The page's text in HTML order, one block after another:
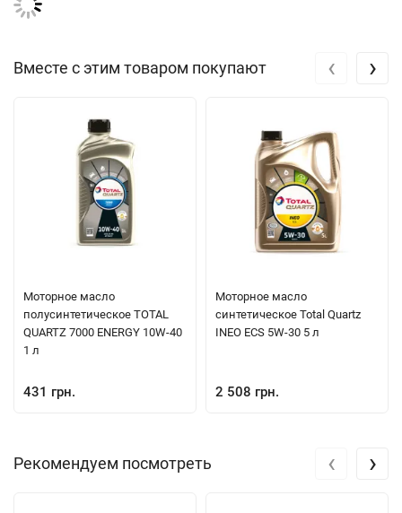
Вместе с этим товаром покупают
Моторное масло
полусинтетическое TOTAL
QUARTZ 7000 ENERGY 10W-40
1 л
431 грн.
Моторное масло
синтетическое Total Quartz
INEO ECS 5W-30 5 л
2 508 грн.
‹ ›
Рекомендуем посмотреть ‹ ›